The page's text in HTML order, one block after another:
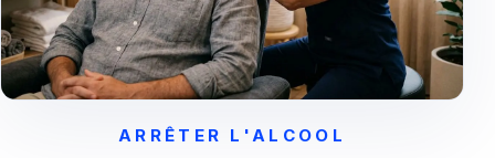
ARRÊTER L'ALCOOL